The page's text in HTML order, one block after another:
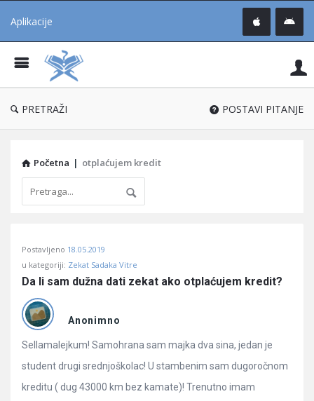
Aplikacije
®
PRETRAŽI POSTAVI PITANJE
Početna | otplaćujem kredit
Učene
Latest
Pitanja
Postavljeno 18.05.2019
u kategoriji: Zekat Sadaka Vitre
Da li sam dužna dati zekat ako otplaćujem kredit?
Anonimno
Sellamalejkum! Samohrana sam majka dva sina, jedan je
student drugi srednjoškolac! U stambenim sam dugoročnom
kreditu ( dug 43000 km bez kamate)! Trenutno imam